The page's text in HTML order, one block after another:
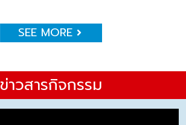
SEE MORE
ข่าวสารกิจกรรม